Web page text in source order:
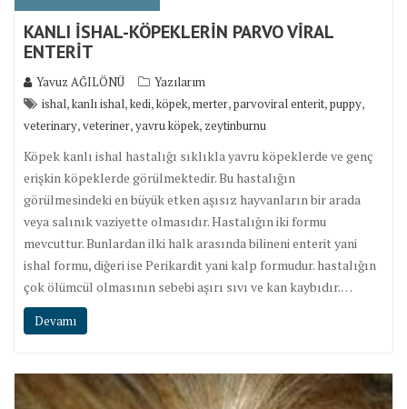
KANLI İSHAL-KÖPEKLERİN PARVO VİRAL
ENTERİT
Yavuz AĞILÖNÜ
Yazılarım
ishal,kanlı ishal,kedi,köpek,merter,parvoviral enterit,puppy,
veterinary,veteriner,yavru köpek, zeytinburnu
Köpek kanlı ishal hastalığı sıklıkla yavru köpeklerde ve genç
erişkin köpeklerde görülmektedir. Bu hastalığın
görülmesindeki en büyük etken aşısız hayvanların bir arada
veya salınık vaziyette olmasıdır. Hastalığın iki formu
mevcuttur. Bunlardan ilki halk arasında bilineni enterit yani
ishal formu, diğeri ise Perikardit yani kalp formudur. hastalığın
çok ölümcül olmasının sebebi aşırı sıvı ve kan kaybıdır.…
Devamı